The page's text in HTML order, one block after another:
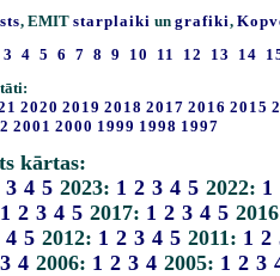
, EMIT starplaiki un grafiki,
3 4 5 6 7 8 9 10 11 12 13 14
2020 2019 2018 2017 2016 2015
2001 2000 1999 1998 1997
kārtas:
3 4 5 2023: 1 2 3 4 5 2022: 1
1 2 3 4 5 2017: 1 2 3 4 5
4 5 2012: 1 2 3 4 5 2011: 1 2
3 4 2006: 1 2 3 4 2005: 1 2 3